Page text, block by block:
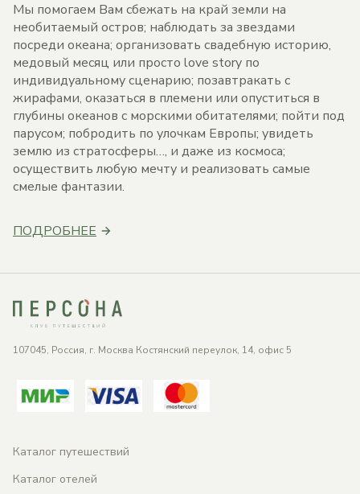
Мы помогаем Вам сбежать на край земли на
необитаемый остров; наблюдать за звездами
посреди океана; организовать свадебную историю,
медовый месяц или просто love story по
индивидуальному сценарию; позавтракать с
жирафами, оказаться в племени или опуститься в
глубины океанов с морскими обитателями; пойти под
парусом; побродить по улочкам Европы; увидеть
землю из стратосферы…, и даже из космоса;
осуществить любую мечту и реализовать самые
смелые фантазии.
ПОДРОБНЕЕ
107045, Россия, г. Москва Костянский переулок, 14, офис 5
Каталог путешествий
Каталог отелей